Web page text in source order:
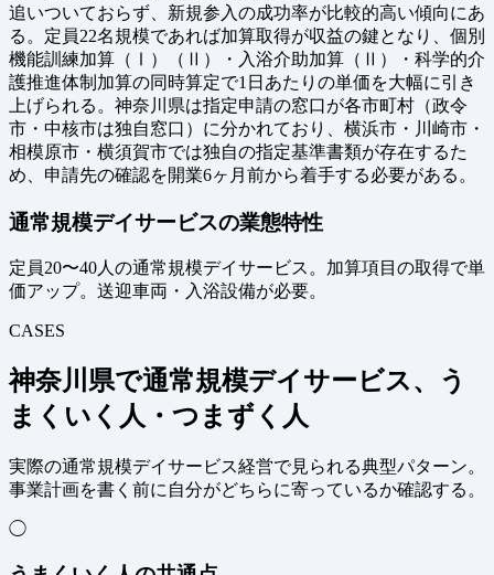
追いついておらず、新規参入の成功率が比較的高い傾向にあ
る。定員22名規模であれば加算取得が収益の鍵となり、個別
機能訓練加算（Ⅰ）（Ⅱ）・入浴介助加算（Ⅱ）・科学的介
護推進体制加算の同時算定で1日あたりの単価を大幅に引き
上げられる。神奈川県は指定申請の窓口が各市町村（政令
市・中核市は独自窓口）に分かれており、横浜市・川崎市・
相模原市・横須賀市では独自の指定基準書類が存在するた
め、申請先の確認を開業6ヶ月前から着手する必要がある。
通常規模デイサービスの業態特性
定員20〜40人の通常規模デイサービス。加算項目の取得で単
価アップ。送迎車両・入浴設備が必要。
CASES
神奈川県で通常規模デイサービス、う
まくいく人・つまずく人
実際の通常規模デイサービス経営で見られる典型パターン。
事業計画を書く前に自分がどちらに寄っているか確認する。
◯